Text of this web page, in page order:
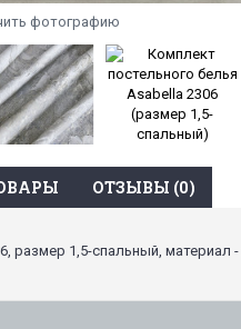
фотографию
ОТЗЫВЫ (0)
размер 1,5-спальный, материал